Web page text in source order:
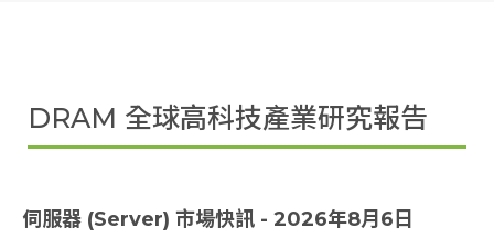
DRAM 全球高科技產業研究報告
伺服器 (Server) 市場快訊 - 2026年8月6日